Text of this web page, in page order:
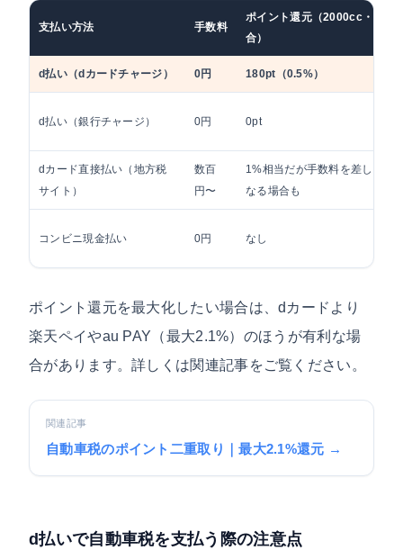
支払い方法 手数料
ポイント還元（2000cc・
合）
d払い（dカードチャージ） 0円 180pt（0.5%）
d払い（銀行チャージ） 0円 0pt
dカード直接払い（地方税
サイト）
数百
円〜
1%相当だが手数料を差し引く
なる場合も
コンビニ現金払い 0円 なし
ポイント還元を最大化したい場合は、dカードより
楽天ペイやau PAY（最大2.1%）のほうが有利な場
合があります。詳しくは関連記事をご覧ください。
関連記事
自動車税のポイント二重取り｜最大2.1%還元 →
d払いで自動車税を支払う際の注意点